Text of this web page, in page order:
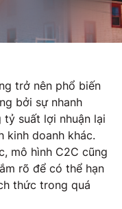
trở nên phổ biến
bởi sự nhanh
suất lợi nhuận lại
kinh doanh khác.
mô hình C2C cũng
rõ để có thể hạn
thức trong quá